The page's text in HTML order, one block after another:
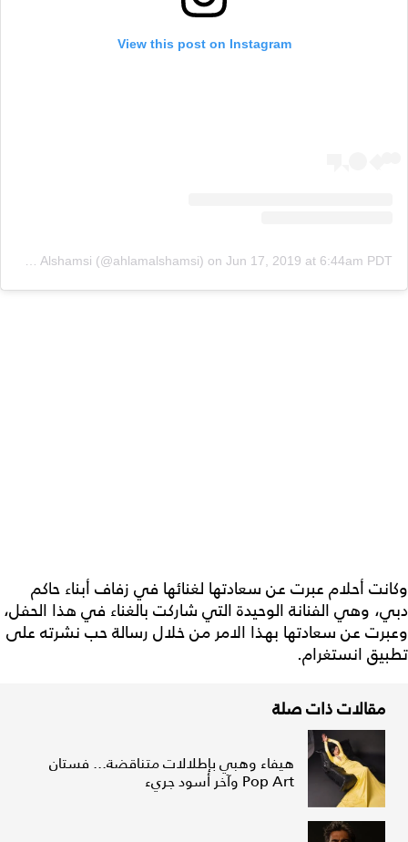
View this post on Instagram
on Jun 17, 2019 at 6:44am PDT
وكانت أحلام عبرت عن سعادتها لغنائها في زفاف أبناء حاكم
دبي، وهي الفنانة الوحيدة التي شاركت بالغناء في هذا الحفل،
وعبرت عن سعادتها بهذا الامر من خلال رسالة حب نشرته على
تطبيق انستغرام.
مقالات ذات صلة
هيفاء وهبي بإطلالات متناقضة... فستان
Pop Art وآخر أسود جريء